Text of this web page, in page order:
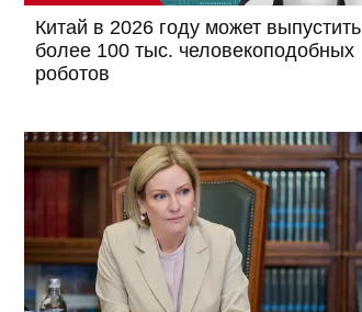
Китай в 2026 году может выпустить
более 100 тыс. человекоподобных
роботов